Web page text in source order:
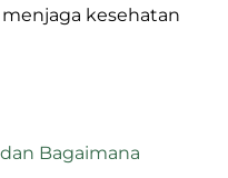
kesehatan
Bagaimana